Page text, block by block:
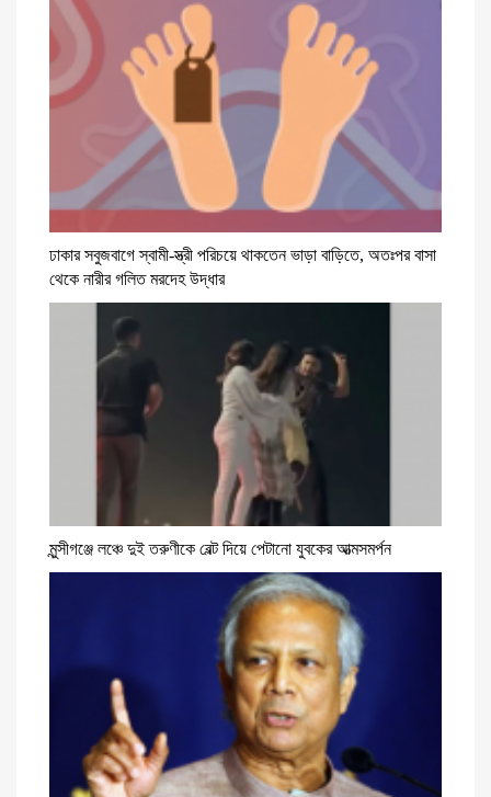
ঢাকার সবুজবাগে স্বামী-স্ত্রী পরিচয়ে থাকতেন ভাড়া বাড়িতে, অতঃপর বাসা
থেকে নারীর গলিত মরদেহ উদ্ধার
মুন্সীগঞ্জে লঞ্চে দুই তরুণীকে বেল্ট দিয়ে পেটানো যুবকের আত্মসমর্পন